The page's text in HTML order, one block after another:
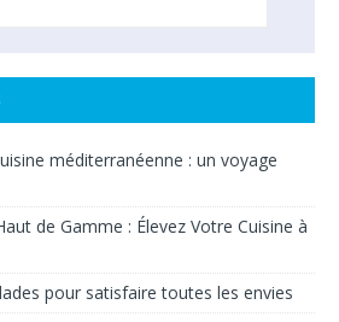
méditerranéenne : un voyage
de Gamme : Élevez Votre Cuisine à
pour satisfaire toutes les envies